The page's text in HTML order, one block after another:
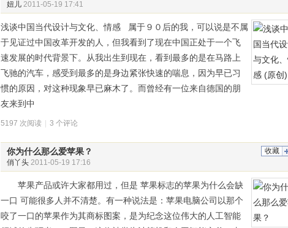
妞儿 2011-05-19 17:41
浅谈中国当代设计与文化、情感 属于９０后的我，可以说是不属
于见证过中国改革开发的人，但我看到了现在中国正处于一个飞
速发展的时代背景下。从我出生到现在，看到最多的是在马路上
飞驰的汽车，感受到最多的是身边紧张快速的喘息，因为早已习
惯的原因，对这种现象早已麻木了。而曾经有一位来自德国的朋
友来到中
5197 次阅读 3 个评论
收藏
你为什么那么爱苹果？
俏丫头 2011-05-19 17:16
苹果产品或许大家都用过，但是 苹果标志的苹果为什么会缺
一口 可能很多人并不清楚。有一种说法是：苹果电脑公司以那个
咬了一口的苹果作为其商标图案，是为纪念这位伟大的人工智能